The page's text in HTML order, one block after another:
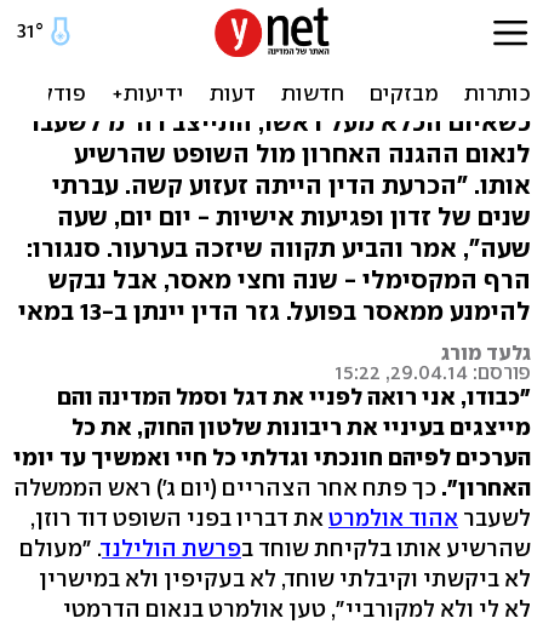
אולמרט לשופט: "זעקה רוצה
להשתחרר מפי"
כשאיום הכלא מעל ראשו, התייצב רה"מ לשעבר
לנאום ההגנה האחרון מול השופט שהרשיע
אותו. "הכרעת הדין הייתה זעזוע קשה. עברתי
שנים של זדון ופגיעות אישיות - יום יום, שעה
שעה", אמר והביע תקווה שיזכה בערעור. סנגורו:
הרף המקסימלי - שנה וחצי מאסר, אבל נבקש
להימנע ממאסר בפועל. גזר הדין יינתן ב-13 במאי
גלעד מורג
פורסם: 29.04.14, 15:22
"כבודו, אני רואה לפניי את דגל וסמל המדינה והם
מייצגים בעיניי את ריבונות שלטון החוק, את כל
הערכים לפיהם חונכתי וגדלתי כל חיי ואמשיך עד יומי
האחרון". כך פתח אחר הצהריים (יום ג') ראש הממשלה
לשעבר אהוד אולמרטאת דבריו בפני השופט דוד רוזן,
שהרשיע אותו בלקיחת שוחד בפרשת הולילנד. "מעולם
לא ביקשתי וקיבלתי שוחד, לא בעקיפין ולא במישרין
לא לי ולא למקורביי", טען אולמרט בנאום הדרמטי